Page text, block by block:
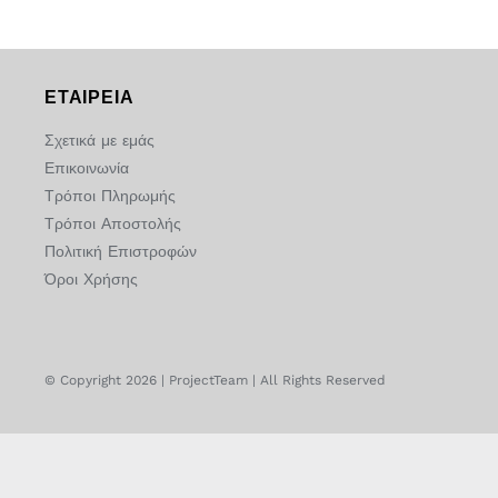
ΕΤΑΙΡΕΙΑ
Σχετικά με εμάς
Επικοινωνία
Τρόποι Πληρωμής
Τρόποι Αποστολής
Πολιτική Επιστροφών
Όροι Χρήσης
© Copyright 2026 | ProjectTeam | All Rights Reserved